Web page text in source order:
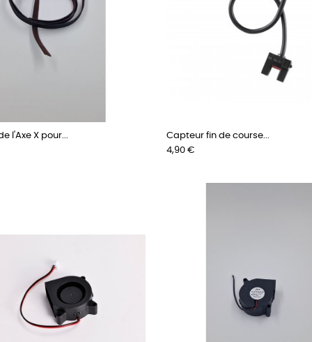
l'Axe X pour...
Capteur fin de course...
Prix
4,90 €